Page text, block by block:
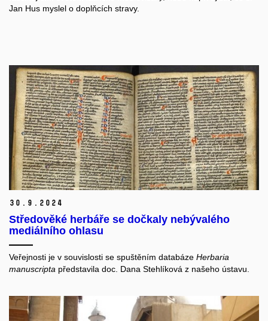
Jan Hus myslel o doplňcích stravy.
30. 9. 2024
Středověké herbáře se dočkaly nebývalého
mediálního ohlasu
Veřejnosti je v souvislosti se spuštěním databáze Herbaria
manuscripta představila doc. Dana Stehlíková z našeho ústavu.